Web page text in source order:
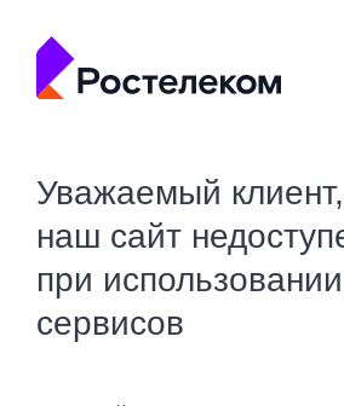
Уважаемый клиент,
наш сайт
при
сервисов